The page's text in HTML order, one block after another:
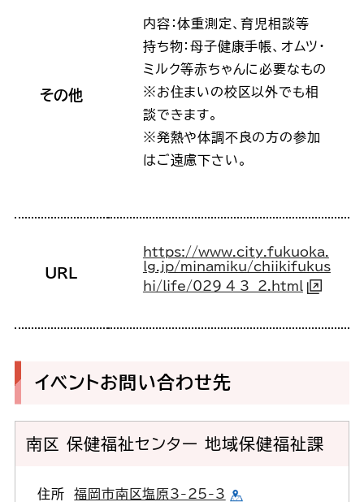
その他
内容：体重測定、育児相談等
持ち物：母子健康手帳、オムツ・
ミルク等赤ちゃんに必要なもの
※お住まいの校区以外でも相
談できます。
※発熱や体調不良の方の参加
はご遠慮下さい。
URL
https://www.city.fukuoka.
lg.jp/minamiku/chiikifukus
hi/life/029_4_3__2.html
イベントお問い合わせ先
南区 保健福祉センター 地域保健福祉課
住所福岡市南区塩原3-25-3